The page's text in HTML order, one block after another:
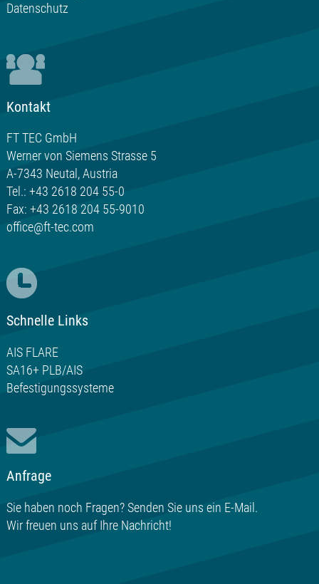
Datenschutz
Kontakt
FT TEC GmbH
Werner von Siemens Strasse 5
A-7343 Neutal, Austria
Tel.: +43 2618 204 55-0
Fax: +43 2618 204 55-9010
office@ft-tec.com
Schnelle Links
AIS FLARE
SA16+ PLB/AIS
Befestigungssysteme
Anfrage
Sie haben noch Fragen? Senden Sie uns ein E-Mail.
Wir freuen uns auf Ihre Nachricht!